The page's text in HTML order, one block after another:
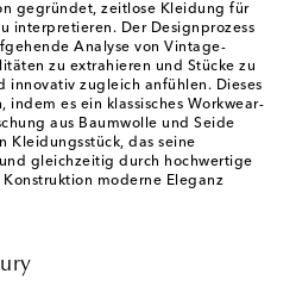
gegründet, zeitlose Kleidung für
interpretieren. Der Designprozess
Analyse von Vintage-
zu extrahieren und Stücke zu
innovativ zugleich anfühlen. Dieses
indem es ein klassisches Workwear-
aus Baumwolle und Seide
Kleidungsstück, das seine
gleichzeitig durch hochwertige
moderne Eleganz